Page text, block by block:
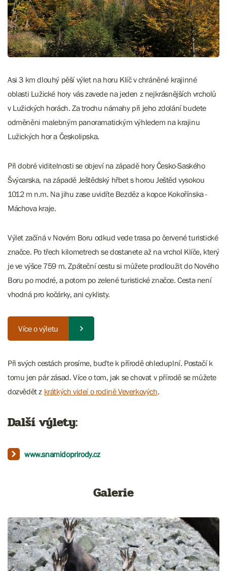
Asi 3 km dlouhý pěší výlet na horu Klíč v chráněné krajinné
oblasti Lužické hory vás zavede na jeden z nejkrásnějších vrcholů
v Lužických horách. Za trochu námahy při jeho zdolání budete
odměněni malebným panoramatickým výhledem na krajinu
Lužických hor a Českolipska.
Při dobré viditelnosti se objeví na západě hory Česko-Saského
Švýcarska, na západě Ještědský hřbet s horou Ještěd vysokou
1012 m n.m. Na jihu zase uvidíte Bezděz a kopce Kokořínska -
Máchova kraje.
Výlet začíná v Novém Boru odkud vede trasa po červené turistické
značce. Po třech kilometrech se dostanete až na vrchol Klíče, který
je ve výšce 759 m. Zpáteční cestu si můžete prodloužit do Nového
Boru po modré, a potom po zelené turistické značce. Cesta není
vhodná pro kočárky, ani cyklisty.
Více o výletu
Při svých cestách prosíme, buďte k přírodě ohleduplní. Postačí k
tomu jen pár zásad. Více o tom, jak se chovat v přírodě se můžete
dozvědět z krátkých videí o rodině Veverkových.
Další výlety:
www.snamidoprirody.cz
Galerie